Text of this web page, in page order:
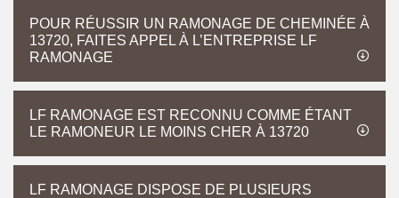
POUR RÉUSSIR UN RAMONAGE DE CHEMINÉE À
13720, FAITES APPEL À L’ENTREPRISE LF
RAMONAGE
LF RAMONAGE EST RECONNU COMME ÉTANT
LE RAMONEUR LE MOINS CHER À 13720
LF RAMONAGE DISPOSE DE PLUSIEURS